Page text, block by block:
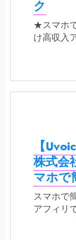
ク
★スマホ
け高収入
【
株式会
マホで
スマホで
アフィリ